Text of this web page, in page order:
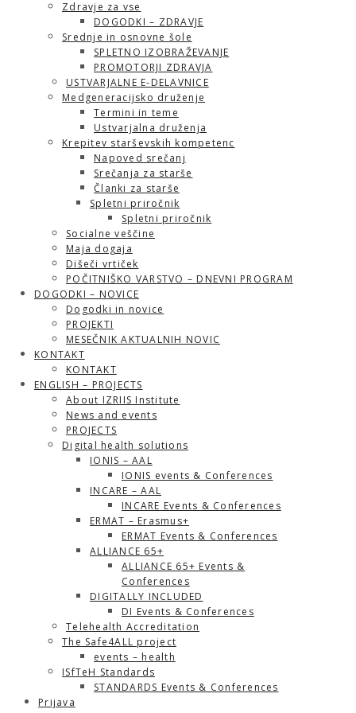
Zdravje za vse
DOGODKI – ZDRAVJE
Srednje in osnovne šole
SPLETNO IZOBRAŽEVANJE
PROMOTORJI ZDRAVJA
USTVARJALNE E-DELAVNICE
Medgeneracijsko druženje
Termini in teme
Ustvarjalna druženja
Krepitev starševskih kompetenc
Napoved srečanj
Srečanja za starše
Članki za starše
Spletni priročnik
Spletni priročnik
Socialne veščine
Maja dogaja
Dišeči vrtiček
POČITNIŠKO VARSTVO – DNEVNI PROGRAM
DOGODKI – NOVICE
Dogodki in novice
PROJEKTI
MESEČNIK AKTUALNIH NOVIC
KONTAKT
KONTAKT
ENGLISH – PROJECTS
About IZRIIS Institute
News and events
PROJECTS
Digital health solutions
IONIS – AAL
IONIS events & Conferences
INCARE – AAL
INCARE Events & Conferences
ERMAT – Erasmus+
ERMAT Events & Conferences
ALLIANCE 65+
ALLIANCE 65+ Events &
Conferences
DIGITALLY INCLUDED
DI Events & Conferences
Telehealth Accreditation
The Safe4ALL project
events – health
ISfTeH Standards
STANDARDS Events & Conferences
Prijava